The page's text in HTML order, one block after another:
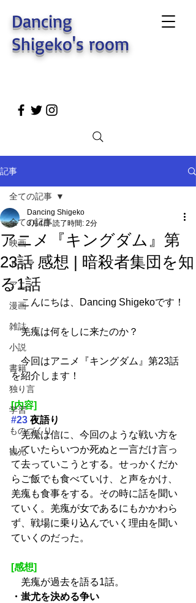
Dancing
Shigeko's room
記事
全ての記事
映画
ドラマ
アニメ
漫画
雑誌
小説
書籍
独り言
学習
ものづくり
観光
全ての記事
アニメ『キングダム』第
23話 感想 | 暗殺者集団を知
る1話
Dancing Shigeko
3月4日 読了時間: 2分
こんにちは、Dancing Shigekoです！
羌瘣は何をしに来たのか？
今回はアニメ『キングダム』第23話
を紹介します！
[内容]
#23 夜語り
羌瘣は信に、今回のような戦い方を
していたらいつか死ぬと一言だけ言っ
て去っていこうとする。せっかくだか
らご飯でも食べていけ、と声をかけ、
羌瘣も食事をする。その時に話を聞い
ていく。羌瘣が女であるにもかかわら
ず、戦場に乗り込んでいく理由を聞い
ていくのだった。
[感想]
羌瘣が過去を語る1話。
・蚩尤を決める争い